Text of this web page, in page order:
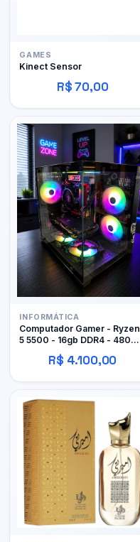
GAMES
Kinect Sensor
R$ 70,00
INFORMÁTICA
Computador Gamer - Ryzen
5 5500 - 16gb DDR4 - 480GB
SSD - RX 480 4gb
R$ 4.100,00